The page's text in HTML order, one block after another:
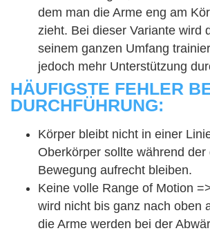
dem man die Arme eng am
zieht. Bei dieser Variante wird
seinem ganzen Umfang
jedoch mehr Unterstützung
HÄUFIGSTE FEHLER
DURCHFÜHRUNG:
Körper bleibt nicht in einer
Oberkörper sollte während der
Bewegung aufrecht bleiben.
Keine volle Range of Motion
wird nicht bis ganz nach oben
die Arme werden bei der